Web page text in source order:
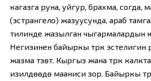
кагазга руна, уйгур, брахма, согда,
(эстрангело) жазуусунда, араб
тилинде жазылган чыгармалардын
Негизинен байыркы түрк эстелигин
жазма түзөт. Кыргыз жана түрк
изилдөөдө мааниси зор. Байыркы